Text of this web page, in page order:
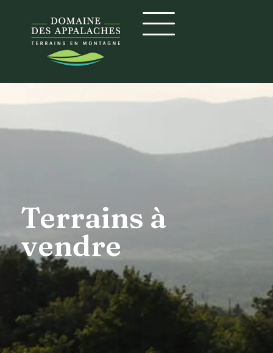
Terrains à
vendre